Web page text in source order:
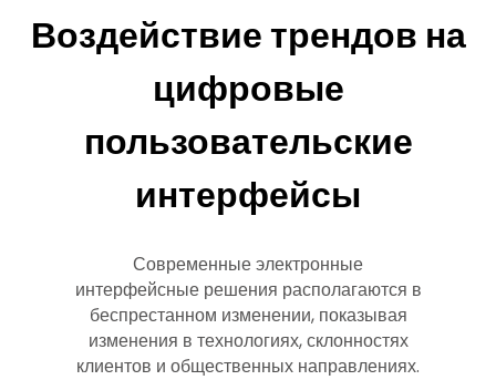
Воздействие трендов на
цифровые
пользовательские
интерфейсы
Современные электронные
интерфейсные решения располагаются в
беспрестанном изменении, показывая
изменения в технологиях, склонностях
клиентов и общественных направлениях.